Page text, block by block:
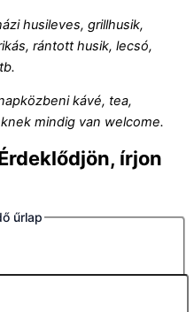
husileves, grillhusik,
rántott husik, lecsó,
kávé, tea,
mindig van welcome.
írjon
űrlap